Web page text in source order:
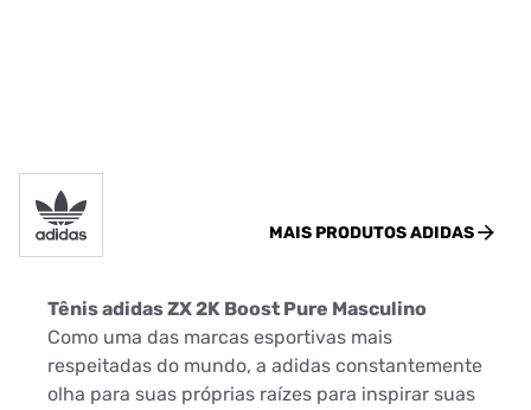
MAIS PRODUTOSADIDAS
Tênis adidas ZX 2K Boost Pure Masculino
Como uma das marcas esportivas mais
respeitadas do mundo, a adidas constantemente
olha para suas próprias raízes para inspirar suas